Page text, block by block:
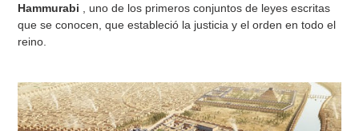
Hammurabi , uno de los primeros conjuntos de leyes escritas
que se conocen, que estableció la justicia y el orden en todo el
reino.